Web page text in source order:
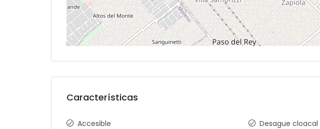
Características
Accesible
Desague cloacal